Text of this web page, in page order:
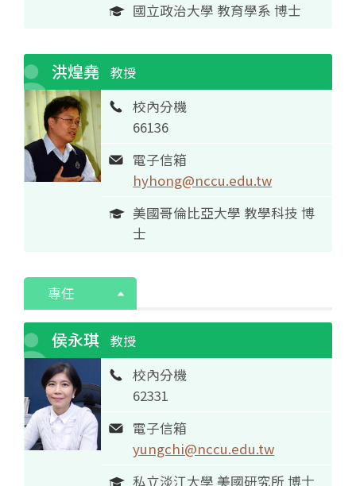
國立政治大學 教育學系 博士
洪煌堯 教授
校內分機
66136
電子信箱
hyhong@nccu.edu.tw
美國哥倫比亞大學 教學科技 博
士
專任
侯永琪 教授
校內分機
62331
電子信箱
yungchi@nccu.edu.tw
私立淡江大學 美國研究所 博士